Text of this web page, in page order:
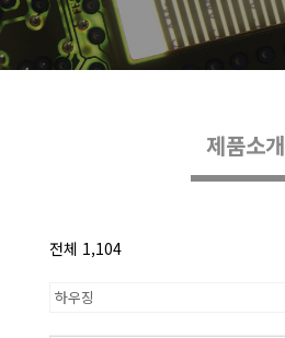
제품소개
전체 1,104